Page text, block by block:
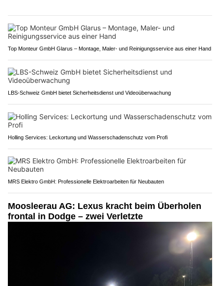
Top Monteur GmbH Glarus – Montage, Maler- und Reinigungsservice aus einer Hand
LBS-Schweiz GmbH bietet Sicherheitsdienst und Videoüberwachung
Holling Services: Leckortung und Wasserschadenschutz vom Profi
MRS Elektro GmbH: Professionelle Elektroarbeiten für Neubauten
Moosleerau AG: Lexus kracht beim Überholen
frontal in Dodge – zwei Verletzte